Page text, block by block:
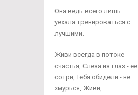
Она ведь всего лишь
уехала тренироваться с
лучшими.
Живи всегда в потоке
счастья, Слеза из глаз - ее
сотри, Тебя обидели - не
хмурься, Живи,